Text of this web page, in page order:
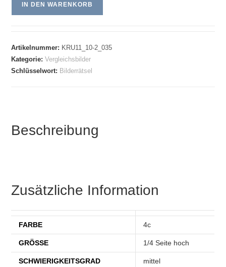
IN DEN WARENKORB
Artikelnummer: KRU11_10-2_035
Kategorie:Vergleichsbilder
Schlüsselwort: Bilderrätsel
Beschreibung
Zusätzliche Information
FARBE 4c
GRÖSSE 1/4 Seite hoch
SCHWIERIGKEITSGRAD mittel